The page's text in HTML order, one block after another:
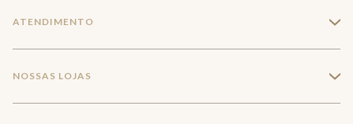
Trabalhe conosco
Meus pedidos
ATENDIMENTO +
NOSSAS LOJAS +